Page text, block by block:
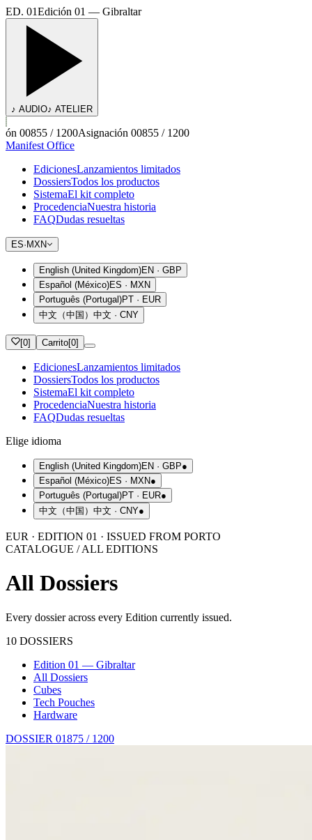
ED. 01Edición 01 — Gibraltar
♪ AUDIO♪ ATELIER
ón 00855 / 1200Asignación 00855 / 1200
Manifest Office
EdicionesLanzamientos limitados
DossiersTodos los productos
SistemaEl kit completo
ProcedenciaNuestra historia
FAQDudas resueltas
ES· MXN
English (United Kingdom)EN · GBP
Español (México)ES · MXN
Português (Portugal)PT · EUR
中文（中国） 中文 · CNY
[0] Carrito[0]
EdicionesLanzamientos limitados
DossiersTodos los productos
SistemaEl kit completo
ProcedenciaNuestra historia
FAQDudas resueltas
Elige idioma
English (United Kingdom)EN · GBP●
Español (México)ES · MXN●
Português (Portugal)PT · EUR●
中文（中国） 中文 · CNY●
EUR · EDITION 01 · ISSUED FROM PORTO
CATALOGUE / ALL EDITIONS
All Dossiers
Every dossier across every Edition currently issued.
10 DOSSIERS
Edition 01 — Gibraltar
All Dossiers
Cubes
Tech Pouches
Hardware
DOSSIER 01875 / 1200